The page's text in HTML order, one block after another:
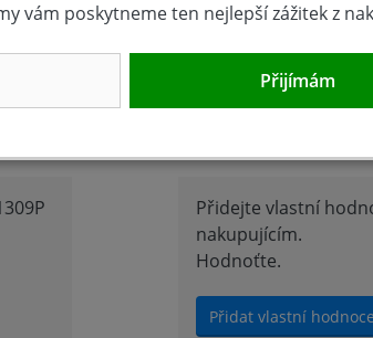
Přidejte vlastní
nakupujícím.
Hodnoťte.
Přidat vlastní
vám poskytneme ten nejlepší zážitek z
Přijímám